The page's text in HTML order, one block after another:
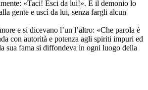
«Taci! Esci da lui!». E il demonio lo
gente e uscì da lui, senza fargli alcun
e si dicevano l’un l’altro: «Che parola è
con autorità e potenza agli spiriti impuri ed
sua fama si diffondeva in ogni luogo della